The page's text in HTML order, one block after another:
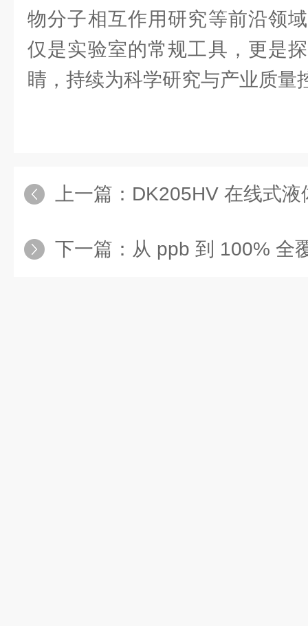
物分子相互作用研究等前沿领
仅是实验室的常规工具，更是
睛，持续为科学研究与产业质量
上一篇： DK205HV 在线式液体 H₂S 分析
下一篇： 从 ppb 到 100% 全覆盖！